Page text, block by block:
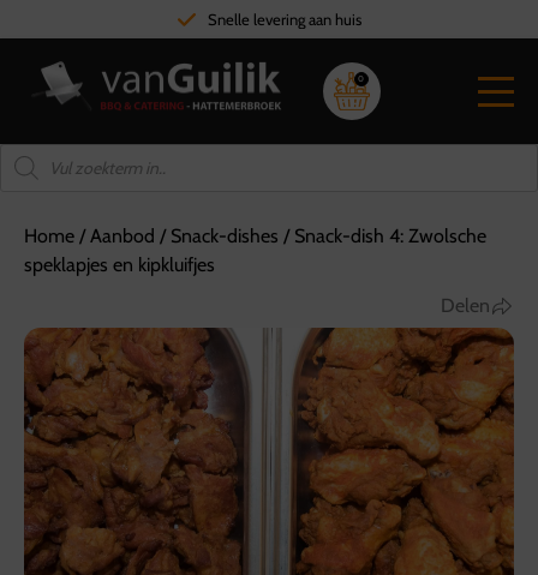
Snelle levering aan huis
0
Home /Aanbod / Snack-dishes / Snack-dish 4: Zwolsche
speklapjes en kipkluifjes
Delen